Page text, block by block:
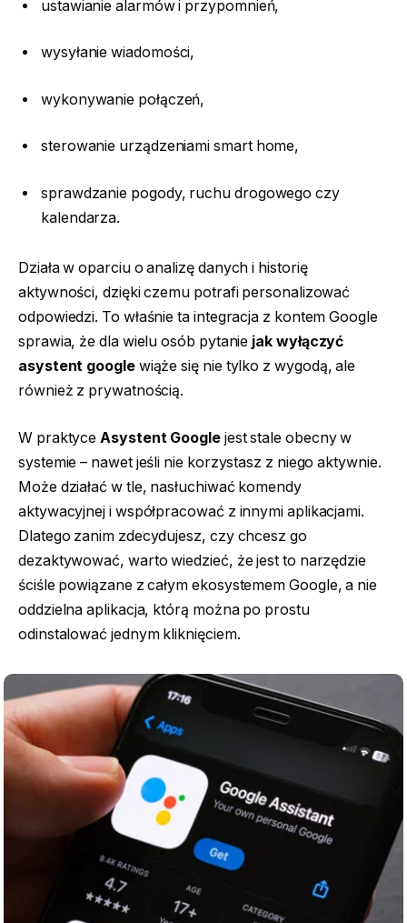
ustawianie alarmów i przypomnień,
wysyłanie wiadomości,
wykonywanie połączeń,
sterowanie urządzeniami smart home,
sprawdzanie pogody, ruchu drogowego czy
kalendarza.
Działa w oparciu o analizę danych i historię
aktywności, dzięki czemu potrafi personalizować
odpowiedzi. To właśnie ta integracja z kontem Google
sprawia, że dla wielu osób pytanie jak wyłączyć
asystent googlewiąże się nie tylko z wygodą, ale
również z prywatnością.
W praktyce Asystent Googlejest stale obecny w
systemie – nawet jeśli nie korzystasz z niego aktywnie.
Może działać w tle, nasłuchiwać komendy
aktywacyjnej i współpracować z innymi aplikacjami.
Dlatego zanim zdecydujesz, czy chcesz go
dezaktywować, warto wiedzieć, że jest to narzędzie
ściśle powiązane z całym ekosystemem Google, a nie
oddzielna aplikacja, którą można po prostu
odinstalować jednym kliknięciem.